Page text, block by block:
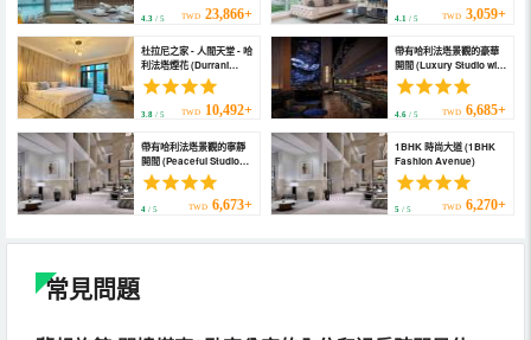
4.3 / 5 TWD 23,866+ 4.1/ 5 TWD 3,059+
杜拉尼之家 - 人間天堂 - 哈
利法塔煙花 (Durrani
Homes - Heaven on
Earth)
3.8 / 5 TWD 10,492+
帶有哈利法塔景觀的豪華
開間 (Luxury Studio with
Burj Khalifa View)
4.6/ 5 TWD 6,685+
帶有哈利法塔景觀的寧靜
開間 (Peaceful Studio
with Burj Khalifa View)
4 / 5 TWD 6,673+
1BHK 時尚大道 (1BHK
Fashion Avenue)
5/ 5 TWD 6,270+
常見問題